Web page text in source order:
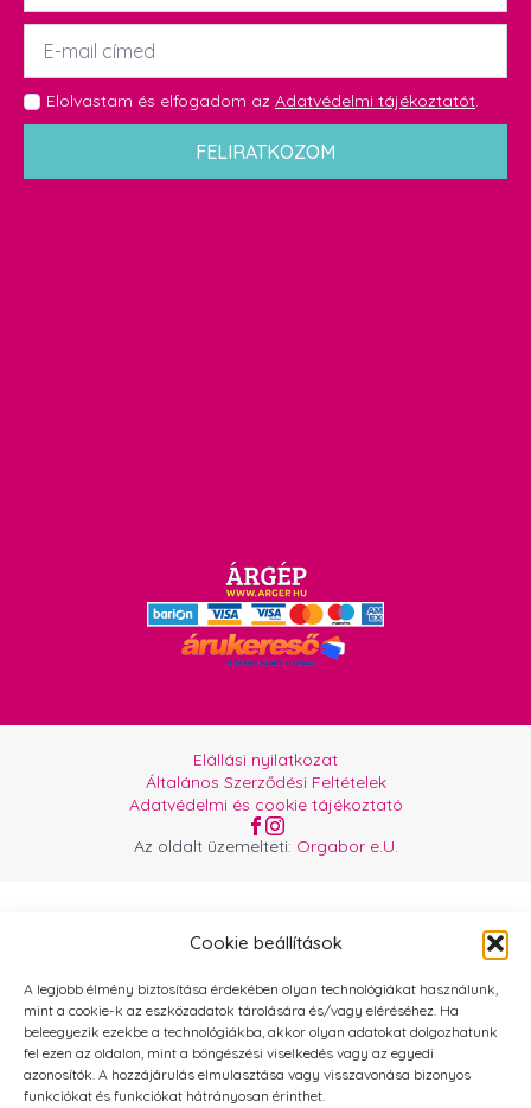
Cookie beállítások
A legjobb élmény biztosítása érdekében olyan technológiákat használunk,
mint a cookie-k az eszközadatok tárolására és/vagy eléréséhez. Ha
beleegyezik ezekbe a technológiákba, akkor olyan adatokat dolgozhatunk
fel ezen az oldalon, mint a böngészési viselkedés vagy az egyedi
azonosítók. A hozzájárulás elmulasztása vagy visszavonása bizonyos
funkciókat és funkciókat hátrányosan érinthet.
Email
GDPR
*
Elolvastam és elfogadom az Adatvédelmi tájékoztatót.
FELIRATKOZOM
Az oldalt üzemelteti: Orgabor e.U.
Elállási nyilatkozat
Általános Szerződési Feltételek
Adatvédelmi és cookie tájékoztató